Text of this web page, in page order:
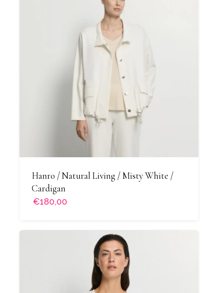
Hanro / Natural Living / Misty White /
Cardigan
€180,00